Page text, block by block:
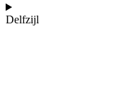
Delfzijl